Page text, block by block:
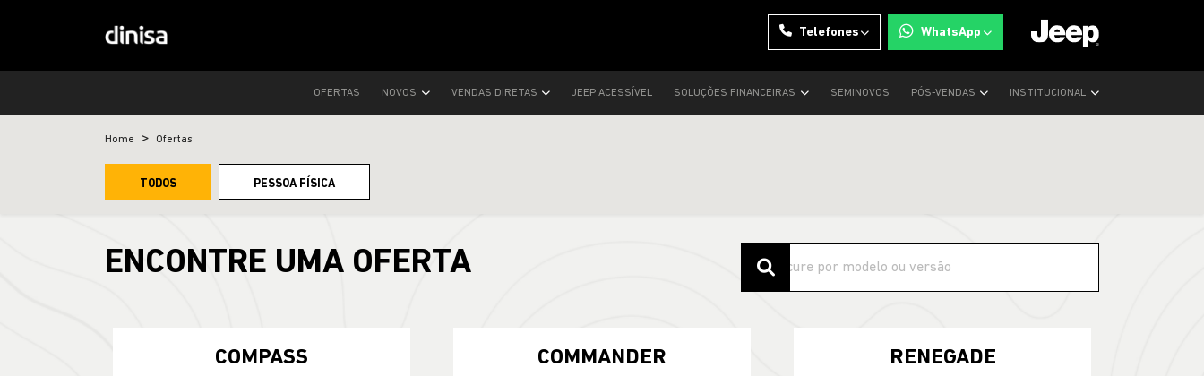
Telefones WhatsApp
OFERTAS NOVOS VENDAS DIRETAS JEEP ACESSÍVEL SOLUÇÕES FINANCEIRAS SEMINOVOS PÓS-VENDAS INSTITUCIONAL
Home Ofertas
TODOS PESSOA FÍSICA
ENCONTRE UMA OFERTA
COMPASS COMMANDER RENEGADE